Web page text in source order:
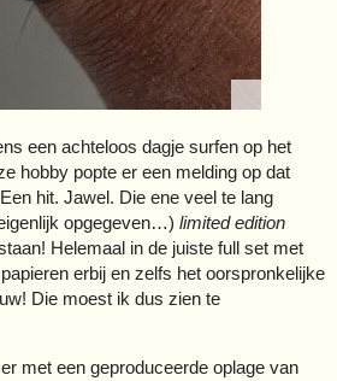
een achteloos dagje surfen op het
hobby popte er een melding op dat
hit. Jawel. Die ene veel te lang
opgegeven…) limited edition
Helemaal in de juiste full set met
erbij en zelfs het oorspronkelijke
Die moest ik dus zien te
met een geproduceerde oplage van